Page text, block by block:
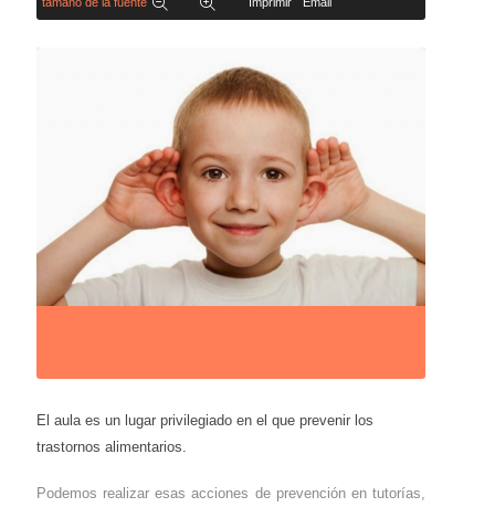
El aula es un lugar privilegiado en el que prevenir los
trastornos alimentarios.
Podemos realizar esas acciones de prevención en tutorías,